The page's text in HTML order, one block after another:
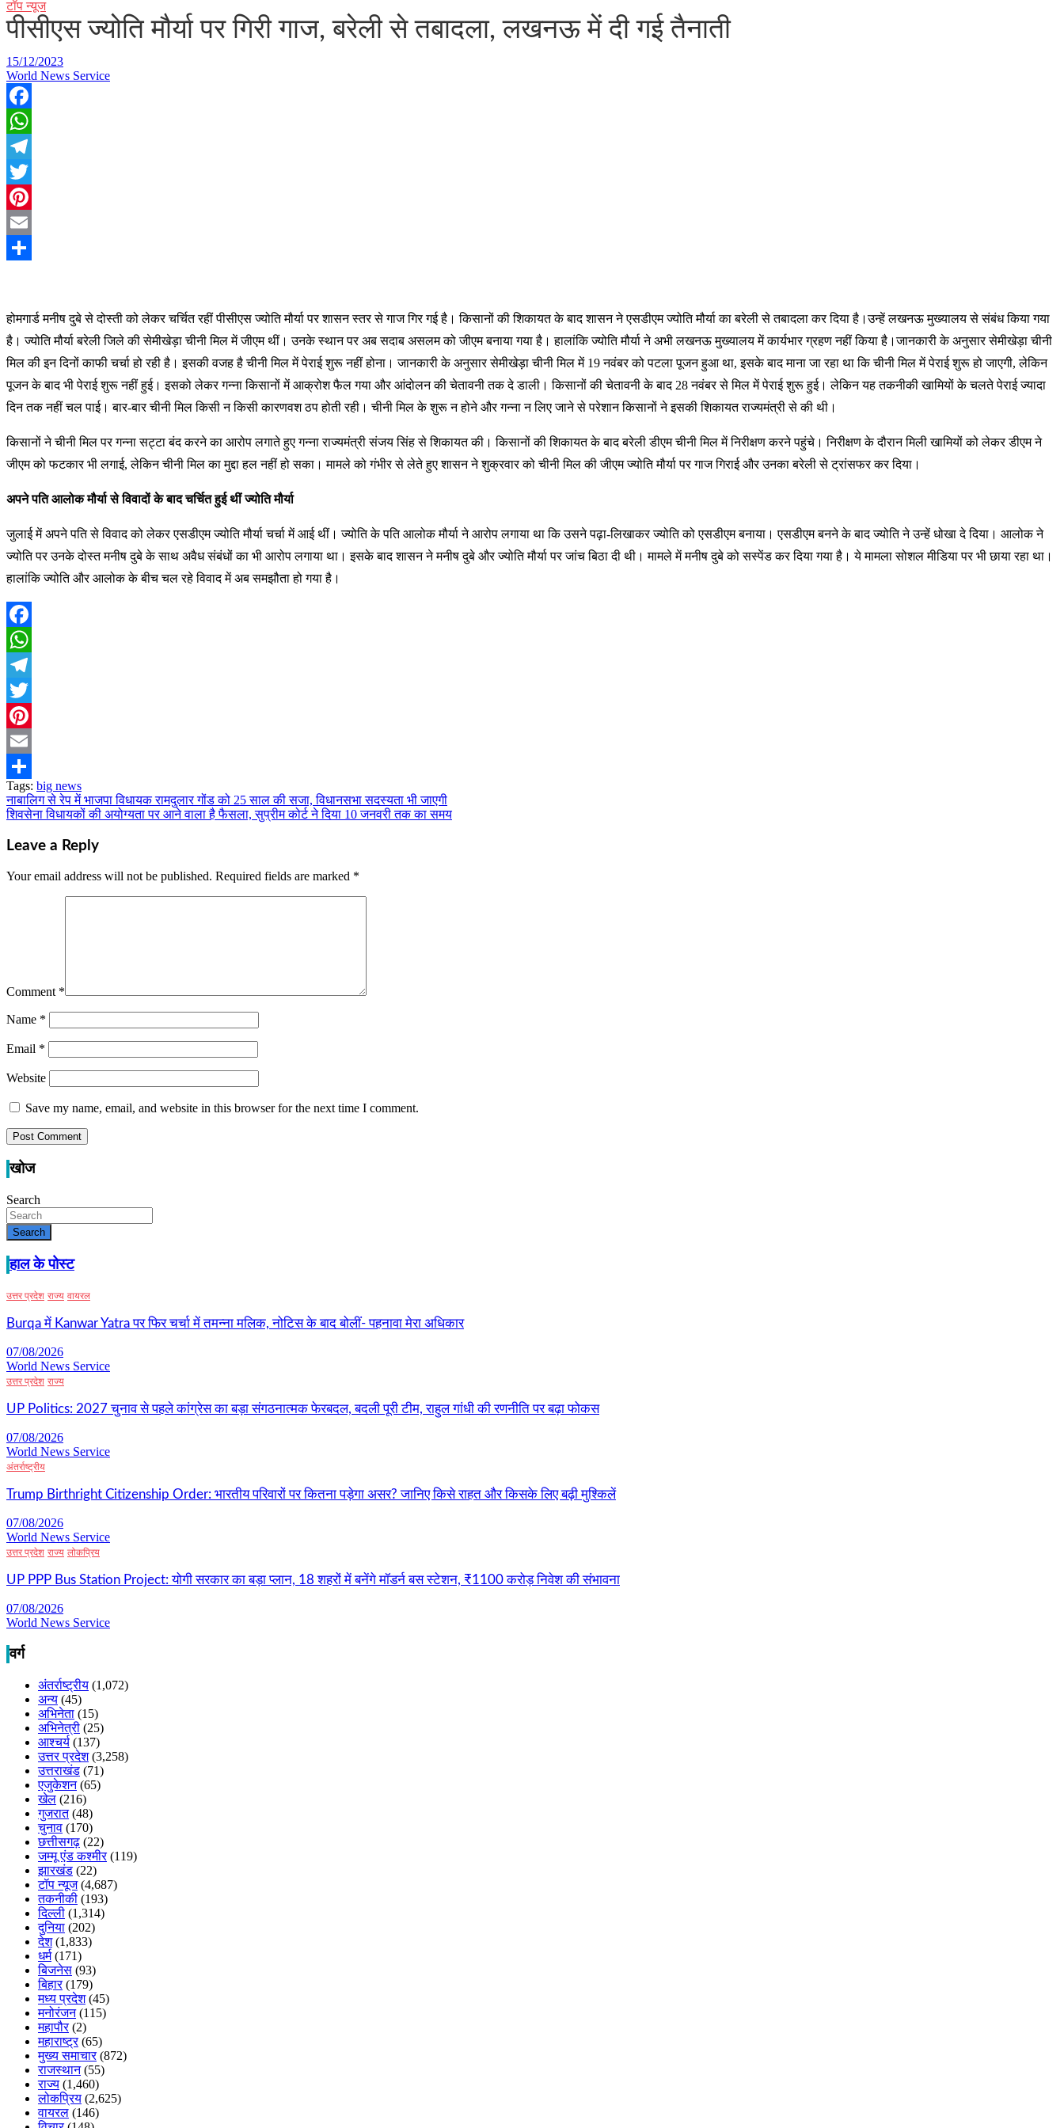
टॉप न्यूज
पीसीएस ज्योति मौर्या पर गिरी गाज, बरेली से तबादला, लखनऊ में दी गई तैनाती
15/12/2023
World News Service
Facebook
WhatsApp
Telegram
Twitter
Pinterest
Email
होमगार्ड मनीष दुबे से दोस्ती को लेकर चर्चित रहीं पीसीएस ज्योति मौर्या पर शासन स्तर से गाज गिर गई है। किसानों की शिकायत के बाद शासन ने एसडीएम ज्योति मौर्या का बरेली से तबादला कर दिया है।उन्हें लखनऊ मुख्यालय से संबंध किया गया
है। ज्योति मौर्या बरेली जिले की सेमीखेड़ा चीनी मिल में जीएम थीं। उनके स्थान पर अब सदाब असलम को जीएम बनाया गया है। हालांकि ज्योति मौर्या ने अभी लखनऊ मुख्यालय में कार्यभार ग्रहण नहीं किया है।जानकारी के अनुसार सेमीखेड़ा चीनी
मिल की इन दिनों काफी चर्चा हो रही है। इसकी वजह है चीनी मिल में पेराई शुरू नहीं होना। जानकारी के अनुसार सेमीखेड़ा चीनी मिल में 19 नवंबर को पटला पूजन हुआ था, इसके बाद माना जा रहा था कि चीनी मिल में पेराई शुरू हो जाएगी, लेकिन
पूजन के बाद भी पेराई शुरू नहीं हुई। इसको लेकर गन्ना किसानों में आक्रोश फैल गया और आंदोलन की चेतावनी तक दे डाली। किसानों की चेतावनी के बाद 28 नवंबर से मिल में पेराई शुरू हुई। लेकिन यह तकनीकी खामियों के चलते पेराई ज्यादा
दिन तक नहीं चल पाई। बार-बार चीनी मिल किसी न किसी कारणवश ठप होती रही। चीनी मिल के शुरू न होने और गन्ना न लिए जाने से परेशान किसानों ने इसकी शिकायत राज्यमंत्री से की थी।
किसानों ने चीनी मिल पर गन्ना सट्टा बंद करने का आरोप लगाते हुए गन्ना राज्यमंत्री संजय सिंह से शिकायत की। किसानों की शिकायत के बाद बरेली डीएम चीनी मिल में निरीक्षण करने पहुंचे। निरीक्षण के दौरान मिली खामियों को लेकर डीएम ने
जीएम को फटकार भी लगाई, लेकिन चीनी मिल का मुद्दा हल नहीं हो सका। मामले को गंभीर से लेते हुए शासन ने शुक्रवार को चीनी मिल की जीएम ज्योति मौर्या पर गाज गिराई और उनका बरेली से ट्रांसफर कर दिया।
अपने पति आलोक मौर्या से विवादों के बाद चर्चित हुई थीं ज्योति मौर्या
जुलाई में अपने पति से विवाद को लेकर एसडीएम ज्योति मौर्या चर्चा में आई थीं। ज्योति के पति आलोक मौर्या ने आरोप लगाया था कि उसने पढ़ा-लिखाकर ज्योति को एसडीएम बनाया। एसडीएम बनने के बाद ज्योति ने उन्हें धोखा दे दिया। आलोक ने
ज्योति पर उनके दोस्त मनीष दुबे के साथ अवैध संबंधों का भी आरोप लगाया था। इसके बाद शासन ने मनीष दुबे और ज्योति मौर्या पर जांच बिठा दी थी। मामले में मनीष दुबे को सस्पेंड कर दिया गया है। ये मामला सोशल मीडिया पर भी छाया रहा था।
हालांकि ज्योति और आलोक के बीच चल रहे विवाद में अब समझौता हो गया है।
Facebook
WhatsApp
Telegram
Twitter
Pinterest
Email
Share
Tags: big news
Post
navigation
नाबालिग से रेप में भाजपा विधायक रामदुलार गोंड को 25 साल की सजा, विधानसभा सदस्यता भी जाएगी
शिवसेना विधायकों की अयोग्यता पर आने वाला है फैसला, सुप्रीम कोर्ट ने दिया 10 जनवरी तक का समय
Leave a Reply
Your email address will not be published. Required fields are marked *
Comment *
Name *
Email *
Website
Save my name, email, and website in this browser for the next time I comment.
खोज
Search
Search
हाल के पोस्ट
उत्तर प्रदेश राज्य वायरल
Burqa में Kanwar Yatra पर फिर चर्चा में तमन्ना मलिक, नोटिस के बाद बोलीं- पहनावा मेरा अधिकार
07/08/2026
World News Service
उत्तर प्रदेश राज्य
UP Politics: 2027 चुनाव से पहले कांग्रेस का बड़ा संगठनात्मक फेरबदल, बदली पूरी टीम, राहुल गांधी की रणनीति पर बढ़ा फोकस
07/08/2026
World News Service
अंतर्राष्ट्रीय
Trump Birthright Citizenship Order: भारतीय परिवारों पर कितना पड़ेगा असर? जानिए किसे राहत और किसके लिए बढ़ी मुश्किलें
07/08/2026
World News Service
उत्तर प्रदेश राज्य लोकप्रिय
UP PPP Bus Station Project: योगी सरकार का बड़ा प्लान, 18 शहरों में बनेंगे मॉडर्न बस स्टेशन, ₹1100 करोड़ निवेश की संभावना
07/08/2026
World News Service
वर्ग
अंतर्राष्ट्रीय (1,072)
अन्य (45)
अभिनेता (15)
अभिनेत्री (25)
आश्चर्य (137)
उत्तर प्रदेश(3,258)
उत्तराखंड (71)
एजुकेशन(65)
खेल (216)
गुजरात(48)
चुनाव (170)
छत्तीसगढ़ (22)
जम्मू एंड कश्मीर(119)
झारखंड (22)
टॉप न्यूज(4,687)
तकनीकी (193)
दिल्ली (1,314)
दुनिया (202)
देश(1,833)
धर्म(171)
बिजनेस (93)
बिहार(179)
मध्य प्रदेश(45)
मनोरंजन(115)
महापौर(2)
महाराष्ट्र(65)
मुख्य समाचार(872)
राजस्थान(55)
राज्य (1,460)
लोकप्रिय (2,625)
वायरल (146)